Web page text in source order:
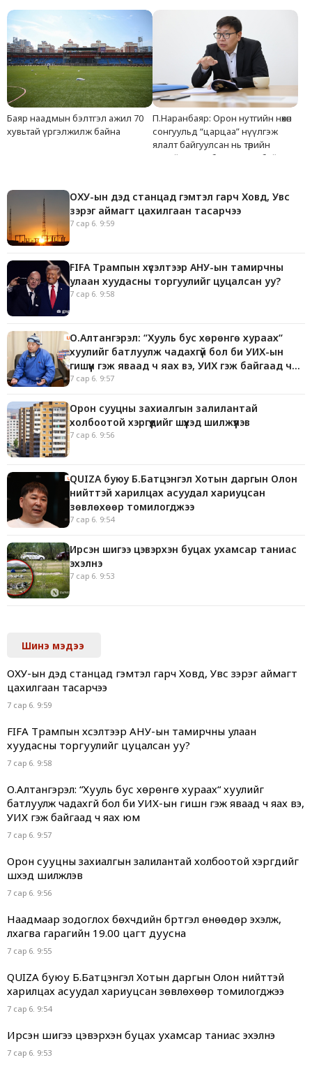
Баяр наадмын бэлтгэл ажил 70
хувьтай үргэлжилж байна
П.Наранбаяр: Орон нутгийн нөхөн
сонгуульд “царцаа” нүүлгэж
ялалт байгуулсан нь төрийн
эрхийг хууль бусаар авч байна
ОХУ-ын дэд станцад гэмтэл гарч Ховд, Увс
зэрэг аймагт цахилгаан тасарчээ
7 сар 6. 9:59
FIFA Трампын хүсэлтээр АНУ-ын тамирчны
улаан хуудасны торгуулийг цуцалсан уу?
7 сар 6. 9:58
О.Алтангэрэл: “Хууль бус хөрөнгө хураах“
хуулийг батлуулж чадахгүй бол би УИХ-ын
гишүүн гэж яваад ч яах вэ, УИХ гэж байгаад ч
яах юм
7 сар 6. 9:57
Орон сууцны захиалгын залилантай
холбоотой хэргүүдийг шүүхэд шилжүүлэв
7 сар 6. 9:56
QUIZA буюу Б.Батцэнгэл Хотын даргын Олон
нийттэй харилцах асуудал хариуцсан
зөвлөхөөр томилогджээ
7 сар 6. 9:54
Ирсэн шигээ цэвэрхэн буцах ухамсар таниас
эхэлнэ
7 сар 6. 9:53
Шинэ мэдээ
ОХУ-ын дэд станцад гэмтэл гарч Ховд, Увс зэрэг аймагт
цахилгаан тасарчээ
7 сар 6. 9:59
FIFA Трампын хүсэлтээр АНУ-ын тамирчны улаан
хуудасны торгуулийг цуцалсан уу?
7 сар 6. 9:58
О.Алтангэрэл: “Хууль бус хөрөнгө хураах“ хуулийг
батлуулж чадахгүй бол би УИХ-ын гишүүн гэж яваад ч яах вэ,
УИХ гэж байгаад ч яах юм
7 сар 6. 9:57
Орон сууцны захиалгын залилантай холбоотой хэргүүдийг
шүүхэд шилжүүлэв
7 сар 6. 9:56
Наадмаар зодоглох бөхчүүдийн бүртгэл өнөөдөр эхэлж,
лхагва гарагийн 19.00 цагт дуусна
7 сар 6. 9:55
QUIZA буюу Б.Батцэнгэл Хотын даргын Олон нийттэй
харилцах асуудал хариуцсан зөвлөхөөр томилогджээ
7 сар 6. 9:54
Ирсэн шигээ цэвэрхэн буцах ухамсар таниас эхэлнэ
7 сар 6. 9:53